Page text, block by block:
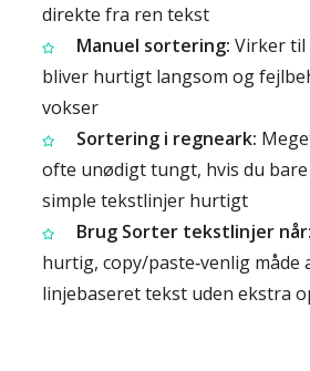
direkte fra ren tekst
Manuel sortering: Virker til
bliver hurtigt langsom og
vokser
Sortering i regneark:
ofte unødigt tungt, hvis du
simple tekstlinjer hurtigt
Brug Sorter tekstlinjer når:
hurtig, copy/paste‑venlig måde
linjebaseret tekst uden ekstra